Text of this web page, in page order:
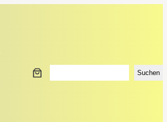
Suchen